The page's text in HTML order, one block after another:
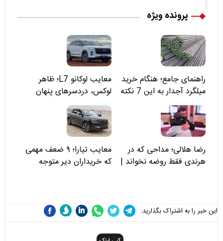
پرونده ویژه
راهنمای جامع؛ هنگام خرید
میلگرد آجدار به این 7 نکته
توجه کنید
معایب لوکانو L7؛ ظاهر
لوکس، دردسرهای پنهان
رضا هلالی؛ مداحی که در
هرندی فقط روضه نخواند |
معایب تیارا؛ ۹ ضعف مهمی
که خریداران دیر متوجه
این خبر را به اشتراک بگذارید: